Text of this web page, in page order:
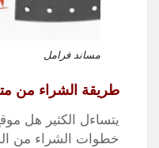
مساند فرامل
طريقة الشراء من
يتساءل الكثير هل
خطوات الشراء من